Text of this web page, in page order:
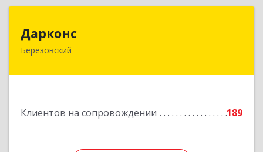
Дарконс
Березовский
Клиентов на сопровождении 189
623700, Свердловская обл, Березовский г,